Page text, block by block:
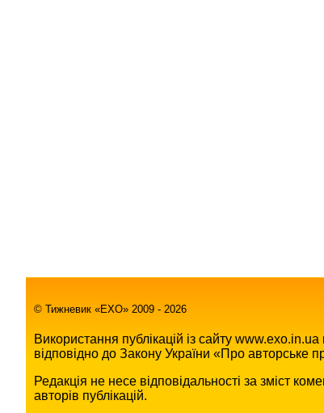
© Тижневик «EХO» 2009 - 2026
Використання публікацій із сайту
відповідно до Закону України «Про авторське
Редакція не несе відповідальності за зміст
авторів публікацій.